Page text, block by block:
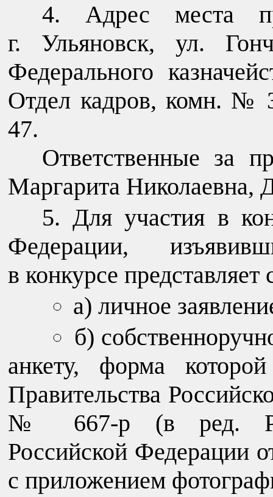
Адрес места
г. Ульяновск, ул.
Федерального
Отдел кадров, комн. №
47.
Ответственные за
Маргарита Николаевна,
Для участия в
Федерации,
в конкурсе
а) личное
б)
анкету, форма
Правительства
№ 667-р (в ред.
Российской Федерации
с приложением